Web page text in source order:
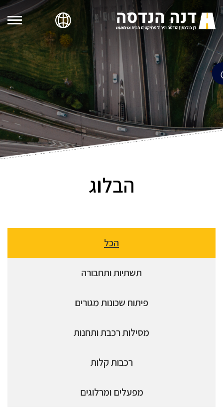
הבלוג
הכל
תשתיות ותחבורה
פיתוח שכונות מגורים
מסילות רכבת ותחנות
רכבות קלות
מפעלים ומרלוגים